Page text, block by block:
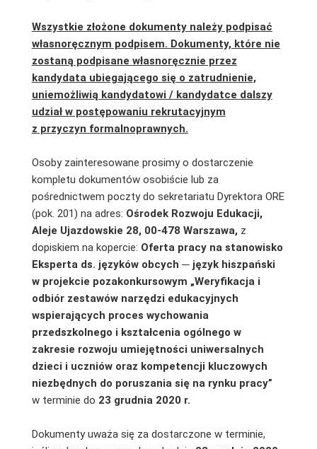
Wszystkie złożone dokumenty należy podpisać
własnoręcznym podpisem. Dokumenty, które nie
zostaną podpisane własnoręcznie przez
kandydata ubiegającego się o zatrudnienie,
uniemożliwią kandydatowi / kandydatce dalszy
udział w postępowaniu rekrutacyjnym
z przyczyn formalnoprawnych.
Osoby zainteresowane prosimy o dostarczenie
kompletu dokumentów osobiście lub za
pośrednictwem poczty do sekretariatu Dyrektora ORE
(pok. 201) na adres: Ośrodek Rozwoju Edukacji,
Aleje Ujazdowskie 28, 00-478 Warszawa, z
dopiskiem na kopercie: Oferta pracy na stanowisko
Eksperta ds. języków obcych ─ język hiszpański
w projekcie pozakonkursowym „Weryfikacja i
odbiór zestawów narzędzi edukacyjnych
wspierających proces wychowania
przedszkolnego i kształcenia ogólnego w
zakresie rozwoju umiejętności uniwersalnych
dzieci i uczniów oraz kompetencji kluczowych
niezbędnych do poruszania się na rynku pracy”
w terminie do 23 grudnia 2020 r.
Dokumenty uważa się za dostarczone w terminie,